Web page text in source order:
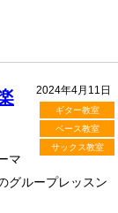
2024年4月11日
ギター教室
ベース教室
サックス教室
マ
グループレッスン